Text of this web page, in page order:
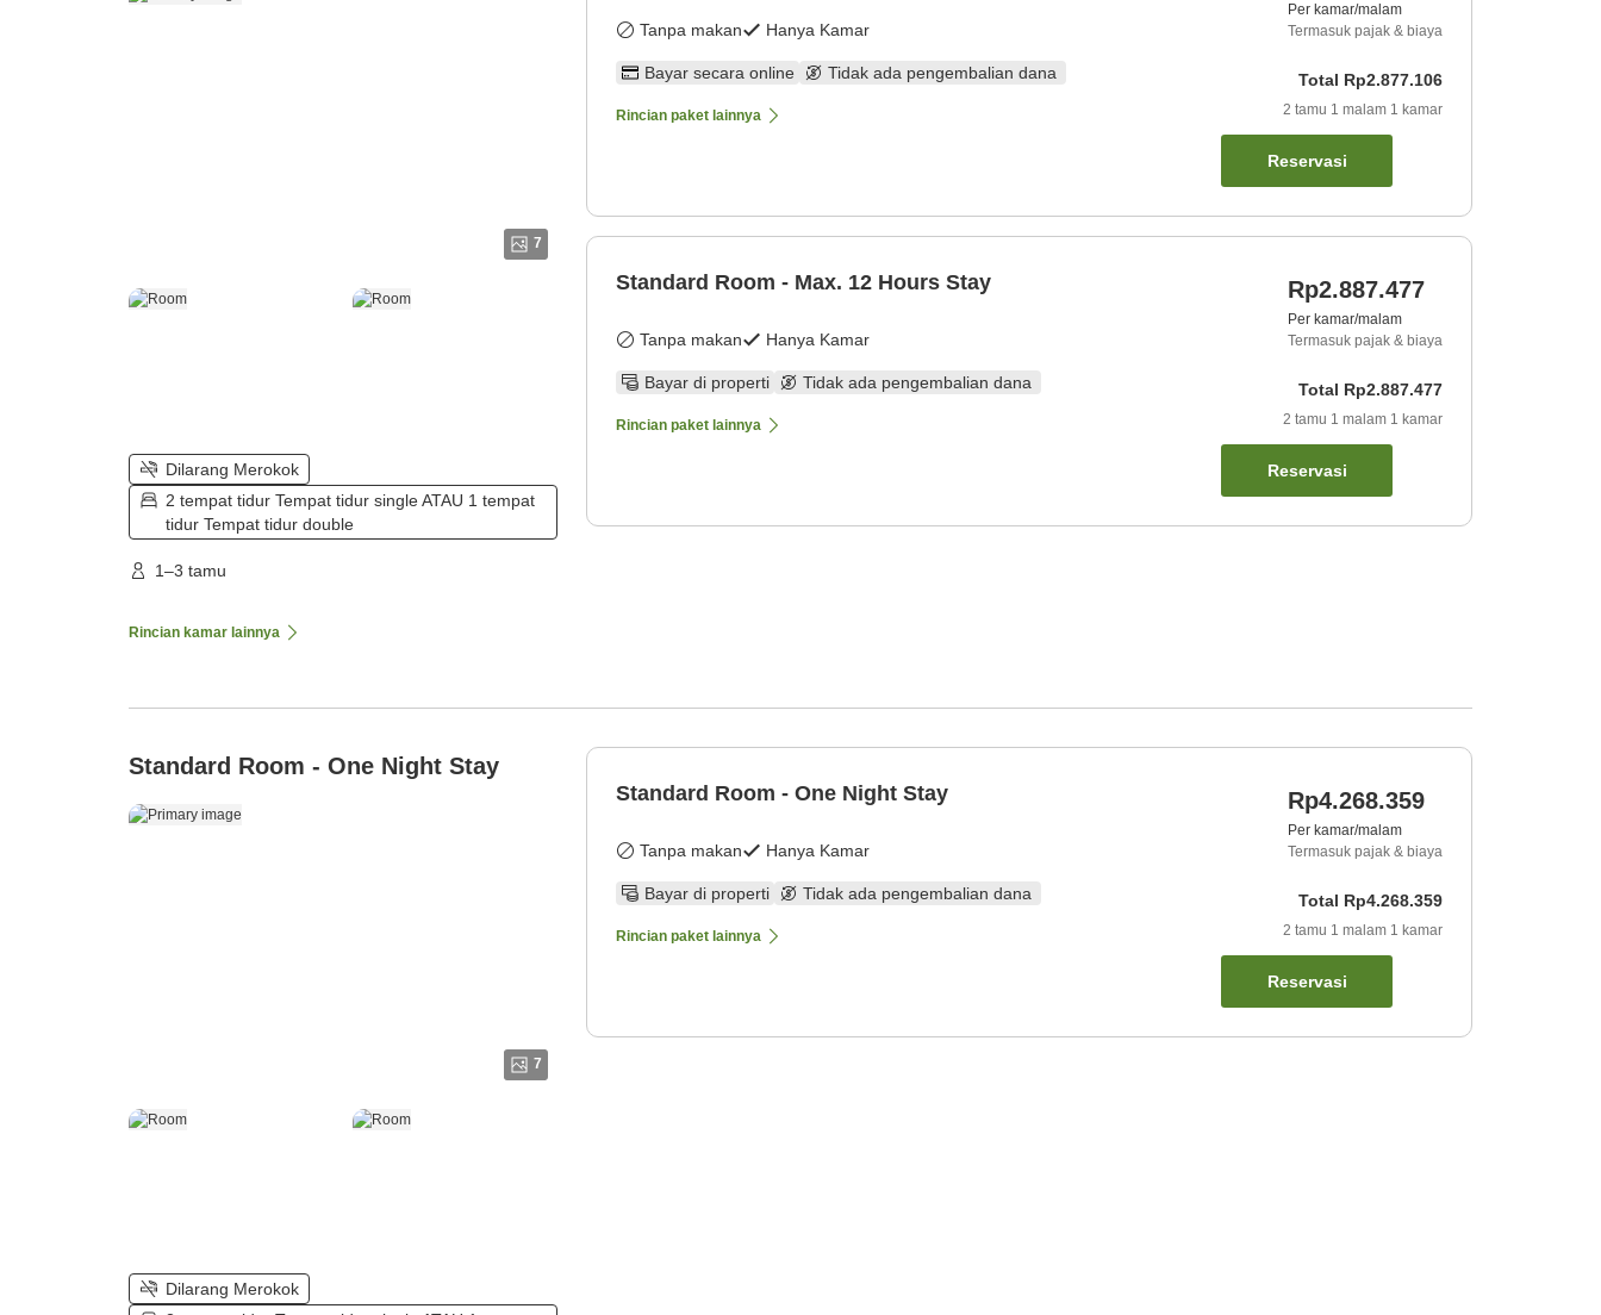
7
Dilarang Merokok
2 tempat tidur Tempat tidur single ATAU 1 tempat
tidur Tempat tidur double
1–3 tamu
Rincian kamar lainnya
Tanpa makan Hanya Kamar
Bayar secara online Tidak ada pengembalian dana
Rincian paket lainnya
Per kamar/malam
Termasuk pajak & biaya
Total Rp2.877.106
2 tamu 1 malam 1 kamar
Reservasi
Standard Room - Max. 12 Hours Stay
Tanpa makan Hanya Kamar
Bayar di properti Tidak ada pengembalian dana
Rincian paket lainnya
Rp2.887.477
Per kamar/malam
Termasuk pajak & biaya
Total Rp2.887.477
2 tamu 1 malam 1 kamar
Reservasi
Standard Room - One Night Stay
7
Dilarang Merokok
Standard Room - One Night Stay
Tanpa makan Hanya Kamar
Bayar di properti Tidak ada pengembalian dana
Rincian paket lainnya
Rp4.268.359
Per kamar/malam
Termasuk pajak & biaya
Total Rp4.268.359
2 tamu 1 malam 1 kamar
Reservasi